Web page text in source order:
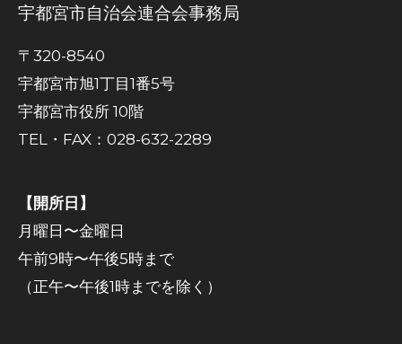
宇都宮市自治会連合会事務局
〒320-8540
宇都宮市旭1丁目1番5号
宇都宮市役所 10階
TEL・FAX：028-632-2289
【開所日】
月曜日〜金曜日
午前9時〜午後5時まで
（正午〜午後1時までを除く）